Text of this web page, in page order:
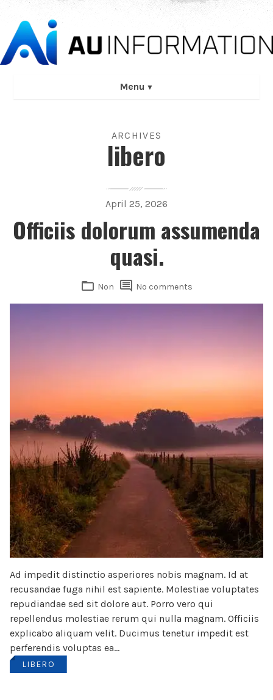
Menu
ARCHIVES
libero
April 25, 2026
Officiis dolorum assumenda
quasi.
Non No comments
Ad impedit distinctio asperiores nobis magnam. Id at
recusandae fuga nihil est sapiente. Molestiae voluptates
repudiandae sed sit dolore aut. Porro vero qui
repellendus molestiae rerum qui nulla magnam. Officiis
explicabo aliquam velit. Ducimus tenetur impedit est
perferendis voluptas ea...
LIBERO